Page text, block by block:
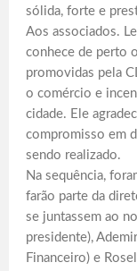
sólida, forte e
Aos associados.
conhece de perto
promovidas pela
o comércio e
cidade. Ele
compromisso em
sendo realizado.
Na sequência,
farão parte da
se juntassem ao
presidente),
Financeiro) e